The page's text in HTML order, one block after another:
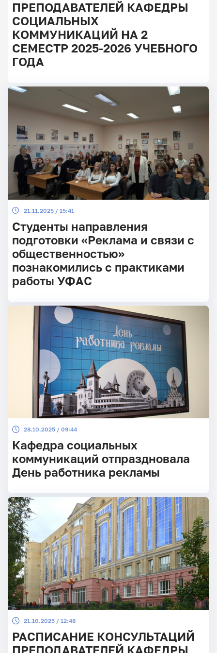
Главные
новости
ПРЕПОДАВАТЕЛЕЙ КАФЕДРЫ
СОЦИАЛЬНЫХ
КОММУНИКАЦИЙ НА 2
СЕМЕСТР 2025-2026 УЧЕБНОГО
ГОДА
21.11.2025 / 15:41
Студенты направления
подготовки «Реклама и связи с
общественностью»
познакомились с практиками
работы УФАС
28.10.2025 / 09:44
Кафедра социальных
коммуникаций отпраздновала
День работника рекламы
21.10.2025 / 12:48
РАСПИСАНИЕ КОНСУЛЬТАЦИЙ
ПРЕПОДАВАТЕЛЕЙ КАФЕДРЫ